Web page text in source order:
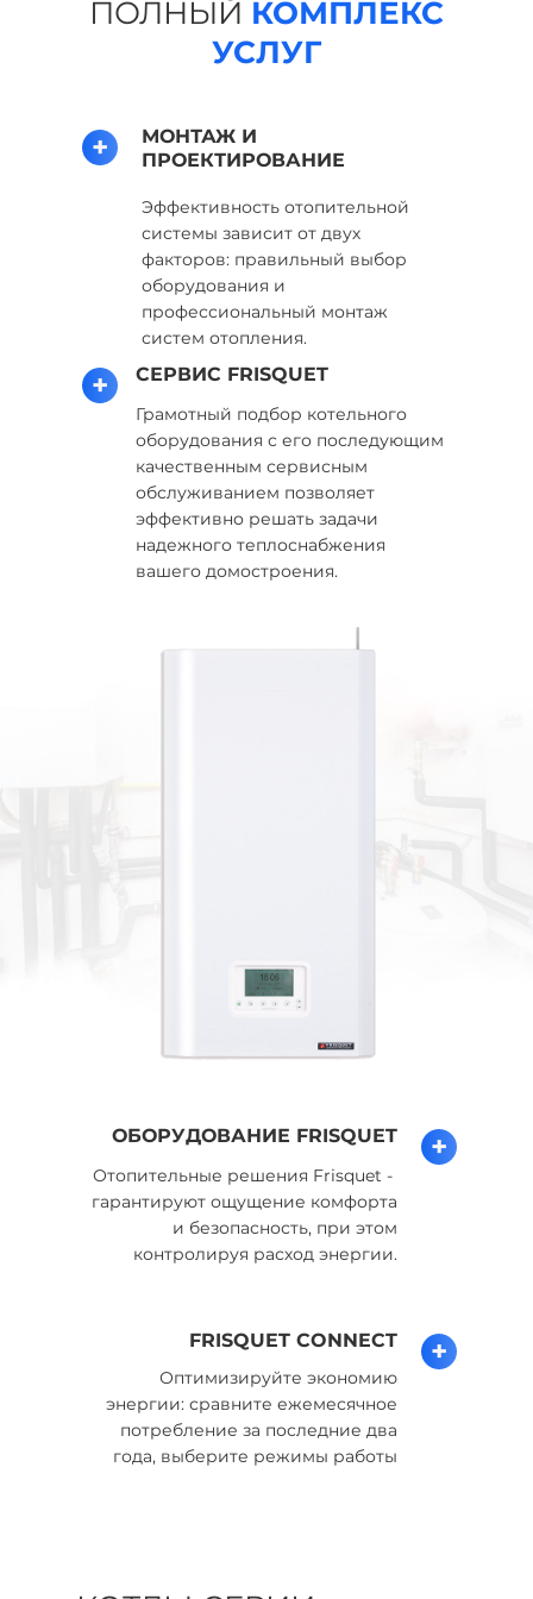
ПОЛНЫЙ КОМПЛЕКС
УСЛУГ
Эффективность отопительной
системы зависит от двух
факторов: правильный выбор
оборудования и
профессиональный монтаж
систем отопления.
МОНТАЖ И
ПРОЕКТИРОВАНИЕ
+
Грамотный подбор котельного
оборудования с его последующим
качественным сервисным
обслуживанием позволяет
эффективно решать задачи
надежного теплоснабжения
вашего домостроения.
СЕРВИС FRISQUET
+
Отопительные решения Frisquet -
гарантируют ощущение комфорта
и безопасность, при этом
контролируя расход энергии.
ОБОРУДОВАНИЕ FRISQUET
+
Оптимизируйте экономию
энергии: сравните ежемесячное
потребление за последние два
года, выберите режимы работы
FRISQUET CONNECT
+